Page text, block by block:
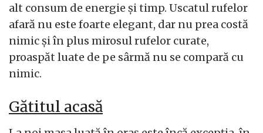
alt consum de energie și timp. Uscatul rufelor
afară nu este foarte elegant, dar nu prea costă
nimic și în plus mirosul rufelor curate,
proaspăt luate de pe sârmă nu se compară cu
nimic.
Gătitul acasă